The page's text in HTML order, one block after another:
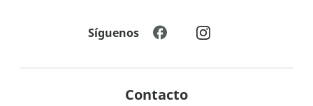
Contacto
Síguenos